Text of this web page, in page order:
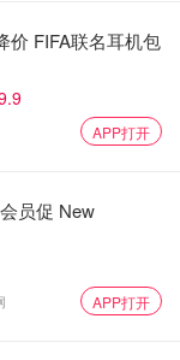
。英镑替代了荷
特丹，成为了金
GDP至少占了
英国债务扩张，
贬值了14%。
价 FIFA联名耳机包
APP打开
员促 New
APP打开